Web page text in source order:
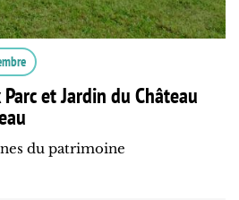
et Jardin du Château
du patrimoine